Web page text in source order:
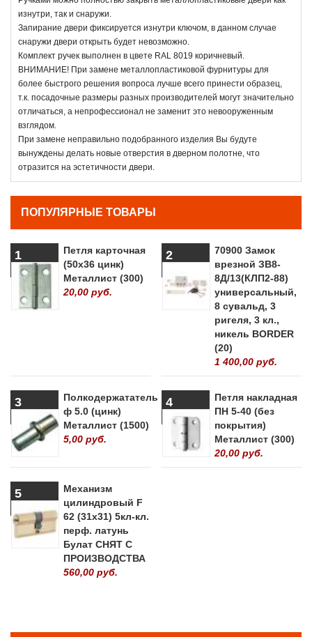
изнутри, так и снаружи.
Запирание двери фиксируется изнутри ключом, в данном случае
снаружи двери открыть будет невозможно.
Комплект ручек выполнен в цвете RAL 8019 коричневый.
ВНИМАНИЕ! При замене металлопластиковой фурнитуры для
более быстрого решения вопроса лучше всего принести образец,
т.к. посадочные размеры разных производителей могут значительно
отличаться, а непрофессионал не заменит это невооруженным
взглядом.
При замене неправильно подобранного изделия Вы будуте
вынуждены делать новые отверстия в дверном полотне, что
отразится на эстетичности двери.
ПОПУЛЯРНЫЕ ТОВАРЫ
1
Петля карточная
(50х36 цинк)
Металлист (300)
20,00 руб.
2
70900 Замок
врезной ЗВ8-
8Д/13(КЛП2-88)
универсальный,
8 сувальд, 3
ригеля, 3 кл.,
никель BORDER
(20)
1 400,00 руб.
3
Полкодержататель
ф 5.0 (цинк)
Металлист (1500)
5,00 руб.
4
Петля накладная
ПН 5-40 (без
покрытия)
Металлист (300)
20,00 руб.
5
Механизм
цилиндровый F
62 (31х31) 5кл-кл.
перф. латунь
Булат СНЯТ С
ПРОИЗВОДСТВА
560,00 руб.